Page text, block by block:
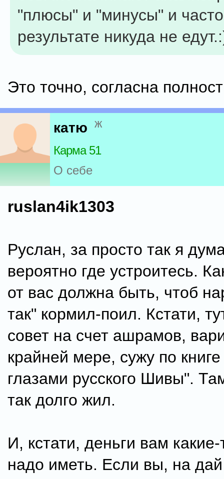
"плюсы" и "минусы" и
результате никуда не
Это точно, согласна
катю ж
Карма 51
О себе
ruslan4ik1303
Руслан, за просто так я
вероятно где устроитесь.
от вас должна быть, чтоб
так" кормил-поил. Кстати,
совет на счет ашрамов,
крайней мере, сужу по
глазами русского Шивы".
так долго жил.
И, кстати, деньги вам
надо иметь. Если вы, на дай